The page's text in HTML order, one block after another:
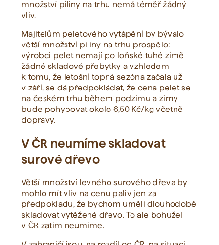
množství piliny na trhu nemá téměř žádný
vliv.
Majitelům peletového vytápění by bývalo
větší množství piliny na trhu prospělo:
výrobci pelet nemají po loňské tuhé zimě
žádné skladové přebytky a vzhledem
k tomu, že letošní topná sezóna začala už
v září, se dá předpokládat, že cena pelet se
na českém trhu během podzimu a zimy
bude pohybovat okolo 6,50 Kč/kg včetně
dopravy.
V ČR neumíme skladovat
surové dřevo
Větší množství levného surového dřeva by
mohlo mít vliv na cenu paliv jen za
předpokladu, že bychom uměli dlouhodobě
skladovat vytěžené dřevo. To ale bohužel
v ČR zatím neumíme.